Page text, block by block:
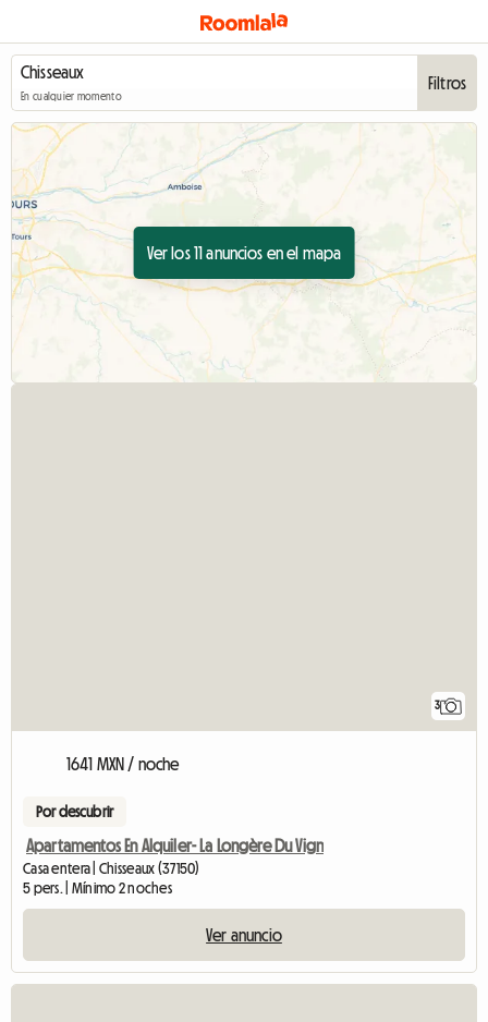
En cualquier momento
Filtros
Ver los 11 anuncios en el mapa
3
1641 MXN / noche
Por descubrir
Apartamentos En Alquiler- La Longère Du Vign
Casa entera | Chisseaux (37150)
5 pers. | Mínimo 2 noches
Ver anuncio